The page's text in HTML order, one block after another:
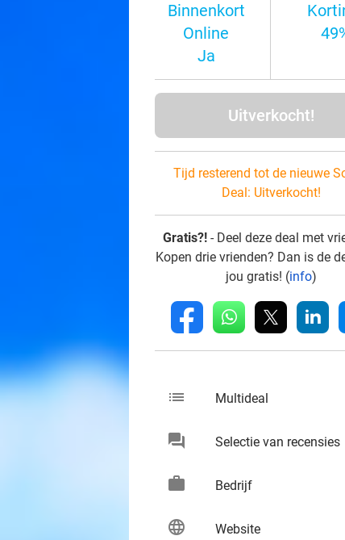
Binnenkort
Online
Ja
Uitverkocht!
Tijd resterend tot de nieuwe
Deal: Uitverkocht!
Gratis?! - Deel deze deal met
Kopen drie vrienden? Dan is de
jou gratis! (info)
fb whatsapp linkedin
list Multideal
chat Selectie van recensies
work Bedrijf
language Website